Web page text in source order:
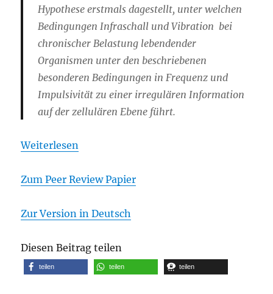
Hypothese erstmals dagestellt, unter welchen
Bedingungen Infraschall und Vibration bei
chronischer Belastung lebendender
Organismen unter den beschriebenen
besonderen Bedingungen in Frequenz und
Impulsivität zu einer irregulären Information
auf der zellulären Ebene führt.
Weiterlesen
Zum Peer Review Papier
Zur Version in Deutsch
Diesen Beitrag teilen
teilen teilen teilen